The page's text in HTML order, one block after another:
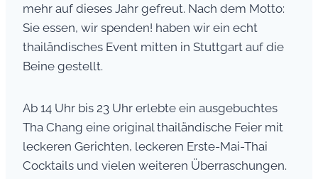
mehr auf dieses Jahr gefreut. Nach dem Motto:
Sie essen, wir spenden! haben wir ein echt
thailändisches Event mitten in Stuttgart auf die
Beine gestellt.
Ab 14 Uhr bis 23 Uhr erlebte ein ausgebuchtes
Tha Chang eine original thailändische Feier mit
leckeren Gerichten, leckeren Erste-Mai-Thai
Cocktails und vielen weiteren Überraschungen.